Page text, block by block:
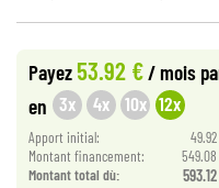
Niños
Cables & Acces.
HiFi
Payez53.92 € / mois
en 3x 4x 10x 12x
Apport initial:
Montant financement:
Montant total dù: